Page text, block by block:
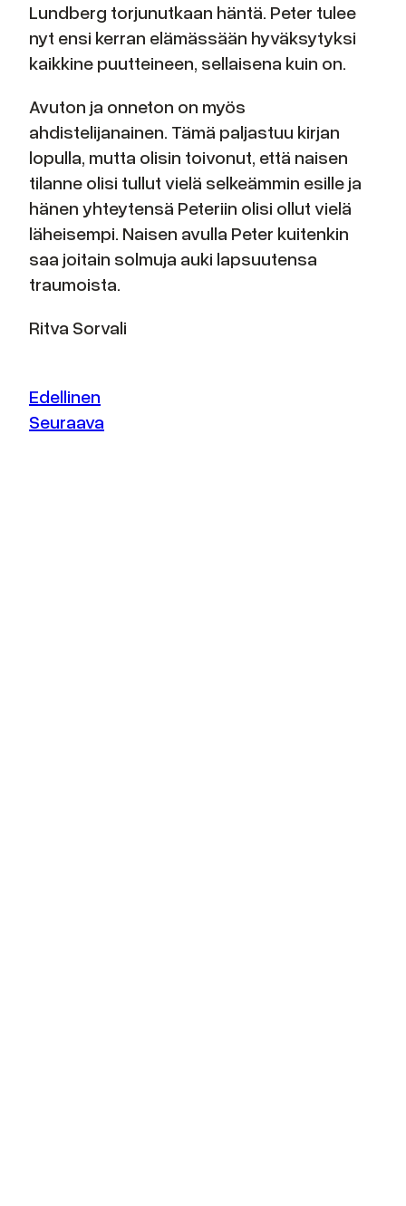
Lundberg torjunutkaan häntä. Peter tulee
nyt ensi kerran elämässään hyväksytyksi
kaikkine puutteineen, sellaisena kuin on.
Avuton ja onneton on myös
ahdistelijanainen. Tämä paljastuu kirjan
lopulla, mutta olisin toivonut, että naisen
tilanne olisi tullut vielä selkeämmin esille ja
hänen yhteytensä Peteriin olisi ollut vielä
läheisempi. Naisen avulla Peter kuitenkin
saa joitain solmuja auki lapsuutensa
traumoista.
Ritva Sorvali
Edellinen
Seuraava